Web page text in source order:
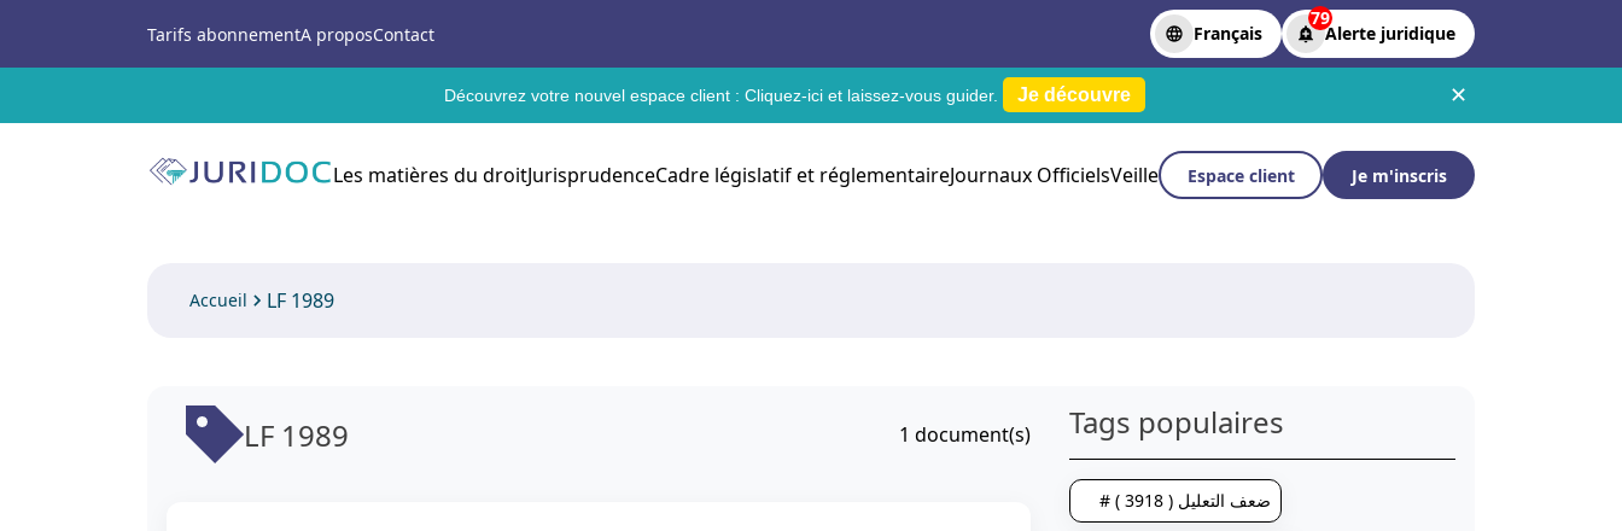
Tarifs abonnementA proposContact Français
79
Alerte juridique
Découvrez votre nouvel espace client : Cliquez-ici et laissez-vous guider. Je découvre ✕
Les matières du droitJurisprudenceCadre législatif et réglementaireJournaux OfficielsVeille Espace client Je m'inscris
Accueil LF 1989
LF 1989 1 document(s) Tags populaires
# ضعف التعليل ( 3918 )